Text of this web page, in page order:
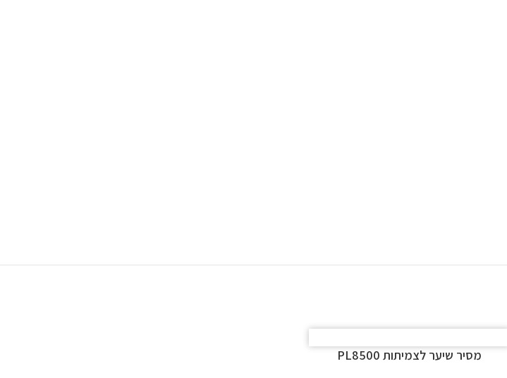
מסיר שיער לצמיתות PL8500